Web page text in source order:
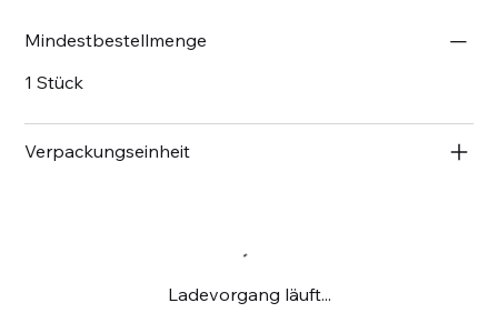
Mindestbestellmenge
1 Stück
Verpackungseinheit
Ladevorgang läuft...